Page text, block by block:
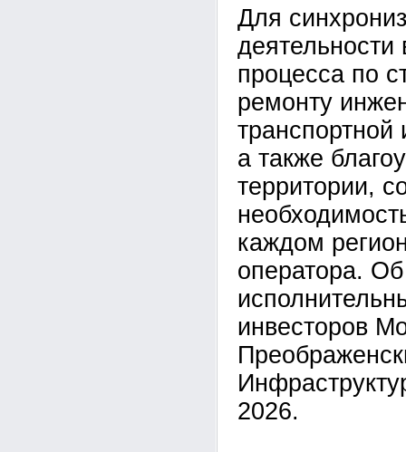
Для
деятельности
процесса по
ремонту
транспортной
а также
территории,
каждом
оператора.
инвесторов
2026.